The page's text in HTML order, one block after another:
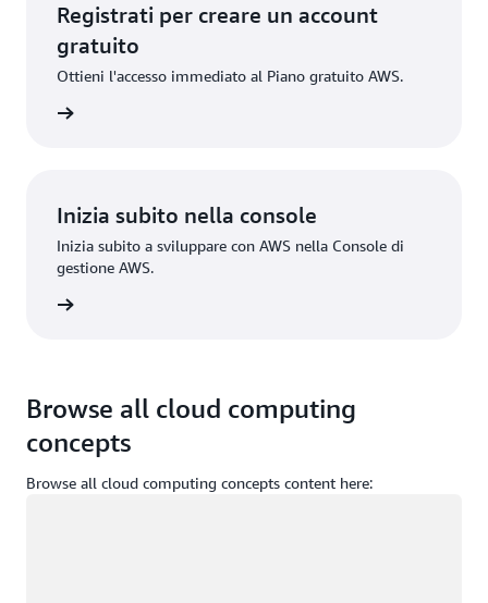
Registrati per creare un account
gratuito
Ottieni l'accesso immediato al Piano gratuito AWS.
Inizia subito nella console
Inizia subito a sviluppare con AWS nella Console di
gestione AWS.
Browse all cloud computing
concepts
Browse all cloud computing concepts content here: